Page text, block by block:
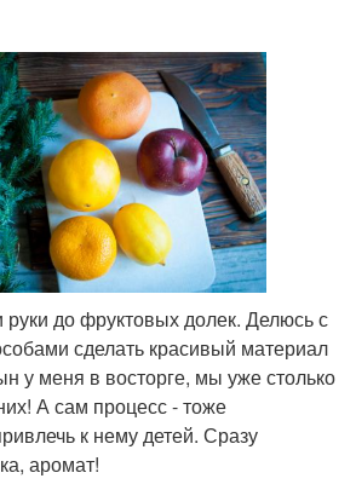
до фруктовых долек. Делюсь с
сделать красивый материал
у меня в восторге, мы уже столько
А сам процесс - тоже
к нему детей. Сразу
аромат!